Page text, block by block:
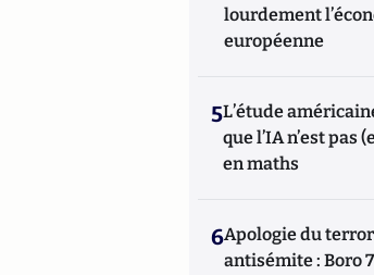
lourdement
européenne
5L’étude
que l’IA n’est pas
en maths
6Apologie du
antisémite : Boro